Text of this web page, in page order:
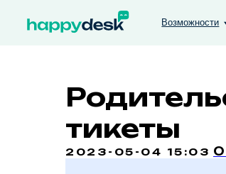
Возможности
тикеты
2023-05-04 15:03